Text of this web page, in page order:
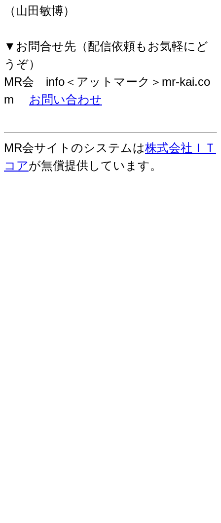
（山田敏博）
▼お問合せ先（配信依頼もお気軽にど
うぞ）
MR会 info＜アットマーク＞mr-kai.co
m お問い合わせ
MR会サイトのシステムは株式会社ＩＴ
コアが無償提供しています。